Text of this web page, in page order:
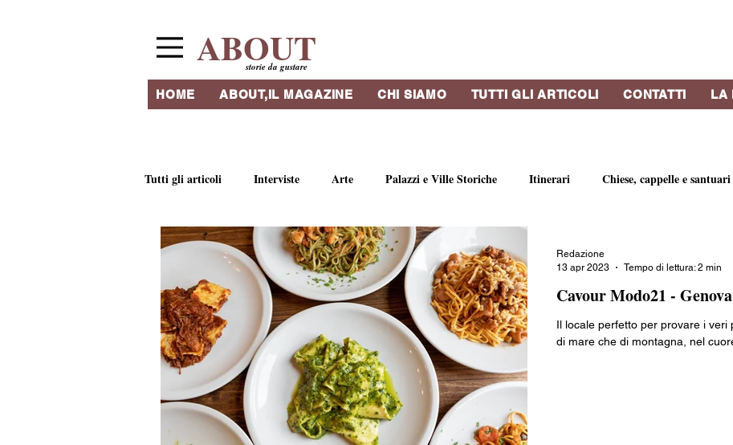
ABOUT
storie da gustare
HOME ABOUT,IL MAGAZINE CHI SIAMO TUTTI GLI ARTICOLI CONTATTI LA
Tutti gli articoli Interviste Arte Palazzi e Ville Storiche Itinerari Chiese, cappelle e santuari
Ricette e tradizioni culinarie Libri e riviste Strutture Ricettive
Ristoranti & Ritrovi Artigianato Profumi di Genova Artisti e gallerie d'arte Botteghe
Gite fuori porta Enogastronomia Vivere all'estero Valle d’Aosta
Trentino-Alto Adige Veneto Friuli-Venezia Giulia Emilia-Romagna
Cavour Modo21 - Genova
Il locale perfetto per provare i veri
di mare che di montagna, nel
Redazione
13 apr 2023
Tempo di lettura: 2 min